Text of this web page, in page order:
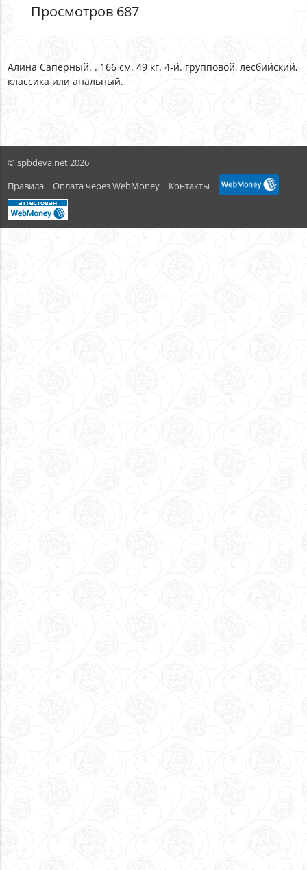
Просмотров 687
Алина Саперный. . 166 см. 49 кг. 4-й. групповой, лесбийский,
классика или анальный.
© spbdeva.net 2026
Правила
Оплата через WebMoney Контакты